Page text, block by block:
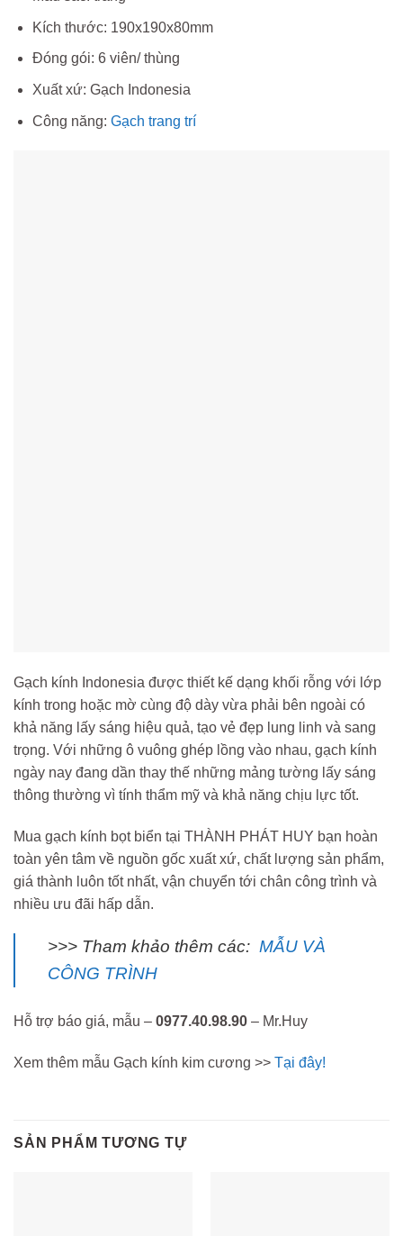
Kích thước: 190x190x80mm
Đóng gói: 6 viên/ thùng
Xuất xứ: Gạch Indonesia
Công năng: Gạch trang trí
Gạch kính Indonesia được thiết kế dạng khối rỗng với lớp
kính trong hoặc mờ cùng độ dày vừa phải bên ngoài có
khả năng lấy sáng hiệu quả, tạo vẻ đẹp lung linh và sang
trọng. Với những ô vuông ghép lồng vào nhau, gạch kính
ngày nay đang dần thay thế những mảng tường lấy sáng
thông thường vì tính thẩm mỹ và khả năng chịu lực tốt.
Mua gạch kính bọt biển tại THÀNH PHÁT HUY bạn hoàn
toàn yên tâm về nguồn gốc xuất xứ, chất lượng sản phẩm,
giá thành luôn tốt nhất, vận chuyển tới chân công trình và
nhiều ưu đãi hấp dẫn.
>>> Tham khảo thêm các: MẪU VÀ
CÔNG TRÌNH
Hỗ trợ báo giá, mẫu – 0977.40.98.90 – Mr.Huy
Xem thêm mẫu Gạch kính kim cương >> Tại đây!
SẢN PHẨM TƯƠNG TỰ